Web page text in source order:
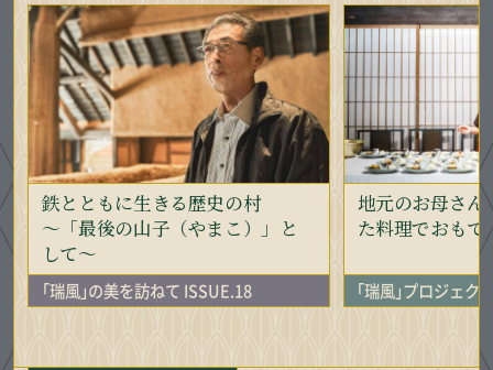
鉄とともに生きる歴史の村
～「最後の山子（やまこ）」と
して～
「瑞風」の美を訪ねて ISSUE.18
地元のお母さん
た料理でおもて
「瑞風」プロジェク